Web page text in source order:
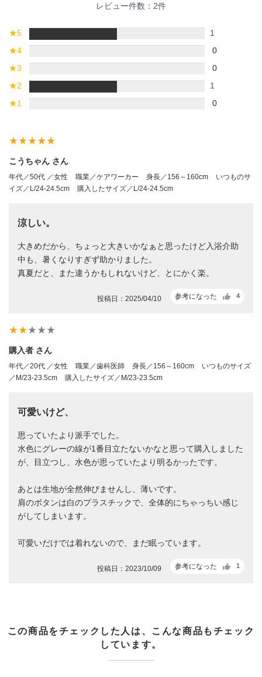
レビュー件数：2件
★5
1
★4
0
★3
0
★2
1
★1 0
star_ratestar_ratestar_ratestar_ratestar_rate
こうちゃん さん
年代／50代 ／女性 職業／ケアワーカー 身長／156～160cm
いつものサ
イズ／L/24-24.5cm
購入したサイズ／L/24-24.5cm
涼しい。
大きめだから、ちょっと大きいかなぁと思ったけど入浴介助
中も、暑くなりすぎず助かりました。
真夏だと、また違うかもしれないけど、とにかく楽。
参考になった 4
投稿日：2025/04/10
star_ratestar_ratestar_rate star_rate star_rate
購入者 さん
年代／20代 ／女性 職業／歯科医師 身長／156～160cm
いつものサイズ
／M/23-23.5cm
購入したサイズ／M/23-23.5cm
可愛いけど、
思っていたより派手でした。
水色にグレーの線が1番目立たないかなと思って購入しました
が、目立つし、水色が思っていたより明るかったです。
あとは生地が全然伸びませんし、薄いです。
肩のボタンは白のプラスチックで、全体的にちゃっちい感じ
がしてしまいます。
可愛いだけでは着れないので、まだ眠っています。
参考になった 1
投稿日：2023/10/09
この商品をチェックした人は、こんな商品もチェック
しています。